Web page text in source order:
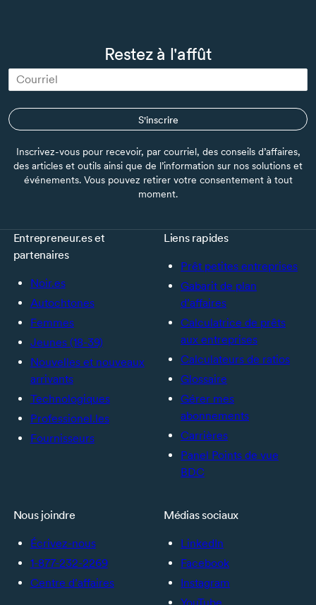
Restez à l'affût
S'inscrire
Inscrivez-vous pour recevoir, par courriel, des conseils d’affaires,
des articles et outils ainsi que de l’information sur nos solutions et
événements. Vous pouvez retirer votre consentement à tout
moment.
Entrepreneur.es et
partenaires
Noir.es
Autochtones
Femmes
Jeunes (18-39)
Nouvelles et nouveaux
arrivants
Technologiques
Professionel.les
Fournisseurs
Liens rapides
Prêt petites entreprises
Gabarit de plan
d’affaires
Calculatrice de prêts
aux entreprises
Calculateurs de ratios
Glossaire
Gérer mes
abonnements
Carrières
Panel Points de vue
BDC
Nous joindre
Écrivez-nous
1-877-232-2269
Centre d’affaires
Médias sociaux
LinkedIn
Facebook
Instagram